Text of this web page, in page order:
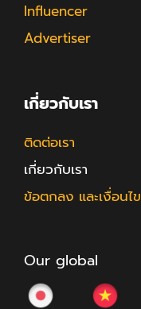
Influencer
Advertiser
เกี่ยวกับเรา
ติดต่อเรา
เกี่ยวกับเรา
ข้อตกลง และเงื่อนไข
Our global